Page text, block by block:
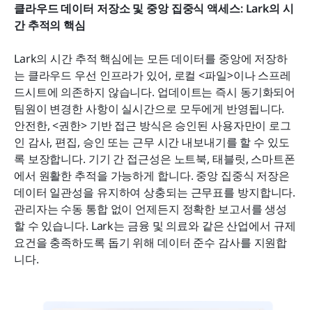
클라우드 데이터 저장소 및 중앙 집중식 액세스: Lark의 시
간 추적의 핵심
Lark의 시간 추적 핵심에는 모든 데이터를 중앙에 저장하
는 클라우드 우선 인프라가 있어, 로컬 <파일>이나 스프레
드시트에 의존하지 않습니다. 업데이트는 즉시 동기화되어
팀원이 변경한 사항이 실시간으로 모두에게 반영됩니다.
안전한, <권한> 기반 접근 방식은 승인된 사용자만이 로그
인 감사, 편집, 승인 또는 근무 시간 내보내기를 할 수 있도
록 보장합니다. 기기 간 접근성은 노트북, 태블릿, 스마트폰
에서 원활한 추적을 가능하게 합니다. 중앙 집중식 저장은
데이터 일관성을 유지하여 상충되는 근무표를 방지합니다.
관리자는 수동 통합 없이 언제든지 정확한 보고서를 생성
할 수 있습니다. Lark는 금융 및 의료와 같은 산업에서 규제
요건을 충족하도록 돕기 위해 데이터 준수 감사를 지원합
니다.